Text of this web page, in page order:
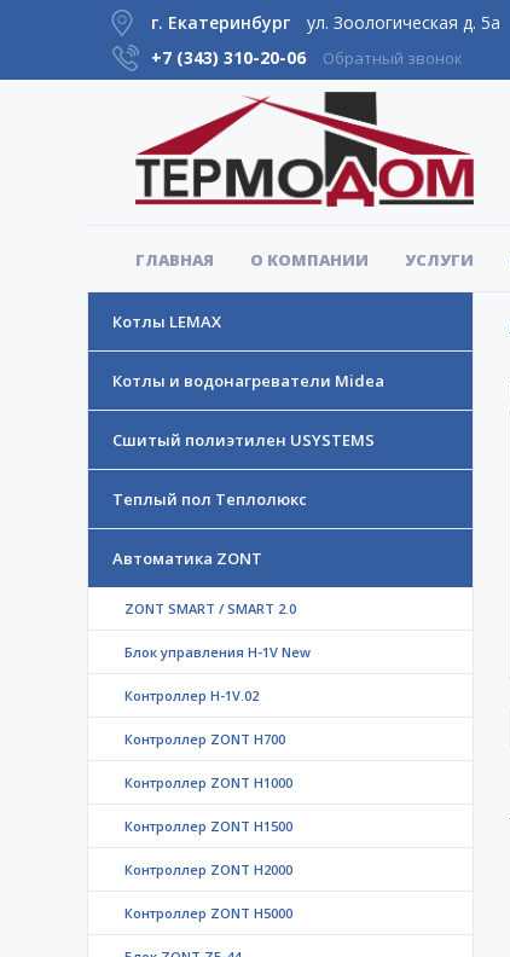
г. Екатеринбург
ул. Зоологическая д. 5а
+7 (343) 310-20-06 Обратный звонок
ГЛАВНАЯ О КОМПАНИИ УСЛУГИ
Котлы LEMAX
Котлы и водонагреватели Midea
Сшитый полиэтилен USYSTEMS
Теплый пол Теплолюкс
Автоматика ZONT
ZONT SMART / SMART 2.0
Блок управления H-1V New
Контроллер H-1V.02
Контроллер ZONT H700
Контроллер ZONT H1000
Контроллер ZONT H1500
Контроллер ZONT H2000
Контроллер ZONT H5000